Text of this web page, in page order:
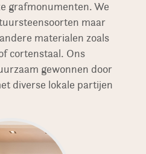
grafmonumenten. We
maar
materialen zoals
cortenstaal. Ons
gewonnen door
diverse lokale partijen